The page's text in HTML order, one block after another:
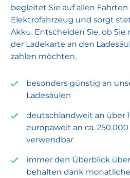
begleitet Sie auf allen
Elektrofahrzeug und sorgt
Akku. Entscheiden Sie, ob
der Ladekarte an den
zahlen möchten.
besonders günstig an
Ladesäulen
deutschlandweit an über
europaweit an ca.
verwendbar
immer den Überblick
behalten dank